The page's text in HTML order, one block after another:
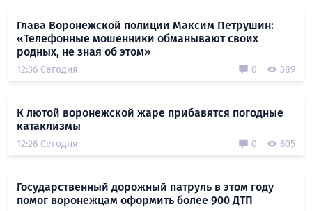
Глава Воронежской полиции Максим Петрушин:
«Телефонные мошенники обманывают своих
родных, не зная об этом»
12:36 Сегодня 0 389
К лютой воронежской жаре прибавятся погодные
катаклизмы
12:26 Сегодня 0 605
Государственный дорожный патруль в этом году
помог воронежцам оформить более 900 ДТП